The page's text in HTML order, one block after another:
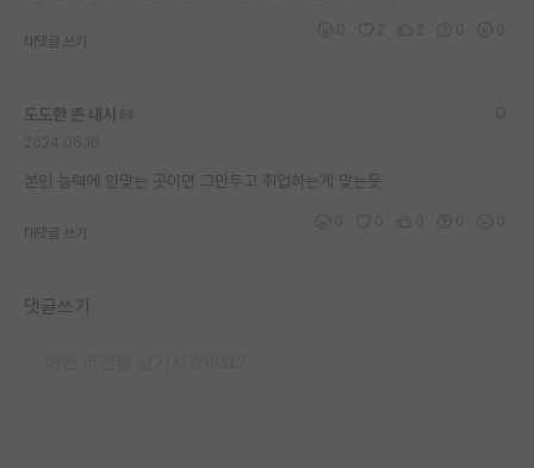
대댓글 쓰기
도도한 존 내시
본인 능력에 안맞는 곳이면 그만두고 취업하는게 맞는듯
대댓글 쓰기
댓글쓰기